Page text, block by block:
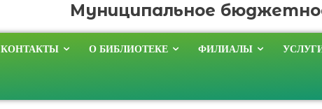
Муниципальное
КОНТАКТЫ О БИБЛИОТЕКЕ ФИЛИАЛЫ